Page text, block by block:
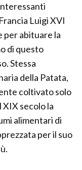
Luigi XVI
per abituare la
di questo
Stessa
della Patata,
coltivato solo
XIX secolo la
alimentari di
per il suo